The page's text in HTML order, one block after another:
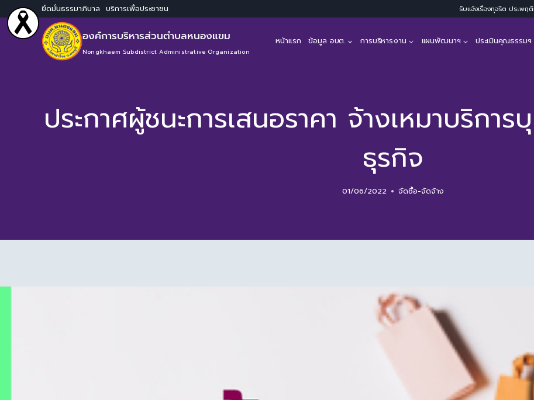
ยึดมั่นธรรมาภิบาล บริการเพื่อประชาชน รับแจ้งเรื่องทุจริต ประพฤ
องค์การบริหารส่วนตำบลหนองแขม
Nongkhaem Subdistrict Administrative Organization
หน้าแรก ข้อมูล อบต. การบริหารงาน แผนพัฒนาฯ ประเมินคุณธรรมฯ
ประกาศผู้ชนะการเสนอราคา จ้างเหมาบริก
ธุรกิจ
01/06/2022 จัดซื้อ-จัดจ้าง